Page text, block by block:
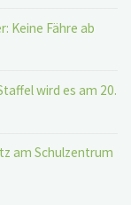
Keine Fähre ab
wird es am 20.
am Schulzentrum